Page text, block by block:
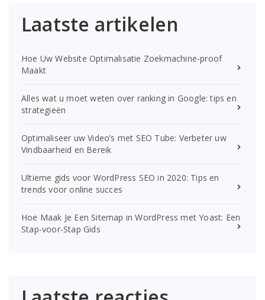
Laatste artikelen
Hoe Uw Website Optimalisatie Zoekmachine-proof
Maakt
Alles wat u moet weten over ranking in Google: tips en
strategieën
Optimaliseer uw Video’s met SEO Tube: Verbeter uw
Vindbaarheid en Bereik
Ultieme gids voor WordPress SEO in 2020: Tips en
trends voor online succes
Hoe Maak Je Een Sitemap in WordPress met Yoast: Een
Stap-voor-Stap Gids